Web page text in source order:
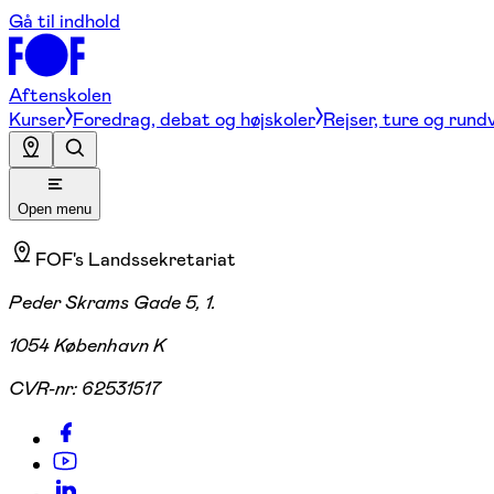
Gå til indhold
Aftenskolen
Kurser Foredrag, debat og højskoler Rejser, ture og
Open menu
FOF's Landssekretariat
Peder Skrams Gade 5, 1.
1054 København K
CVR-nr: 62531517